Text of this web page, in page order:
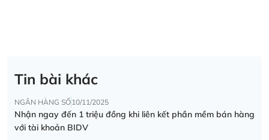
Tin bài khác
NGÂN HÀNG SỐ10/11/2025
Nhận ngay đến 1 triệu đồng khi liên kết phần mềm bán hàng
với tài khoản BIDV